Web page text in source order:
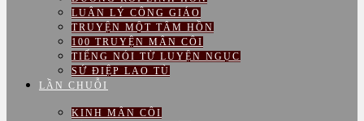
LUÂN LÝ CÔNG GIÁO
TRUYỆN MỘT TÂM HỒN
100 TRUYỆN MÂN CÔI
TIẾNG NÓI TỪ LUYỆN NGỤC
SỨ ĐIỆP LAO TÙ
LẦN CHUỖI
KINH MÂN CÔI